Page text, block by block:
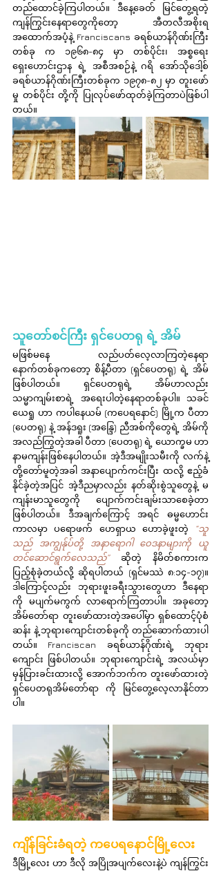
တည်ထောင်ခဲ့ကြပါတယ်။ ဒီနေ့ခေတ် မြင်တွေ့ရတဲ့
ကျန်ကြွင်းနေရာတွေကိုတော့ အီတလီအစိုးရ
အထောက်အပံ့နဲ့ Franciscans ခရစ်ယာန်ဂိုဏ်းကြီး
တစ်ခု က ၁၉၆၈-၈၄ မှာ တစ်ပိုင်း၊ အစ္စရေး
ရှေးဟောင်းဌာန ရဲ့ အစီအစဉ်နဲ့ ဂရိ အော်သိုဒေါ့စ်
ခရစ်ယာန်ဂိုဏ်းကြီးတစ်ခုက ၁၉၇၈-၈၂ မှာ တူးဖော်
မှု တစ်ပိုင်း တို့ကို ပြုလုပ်ဖော်ထုတ်ခဲ့ကြတာပဲဖြစ်ပါ
တယ်။
သူတော်စင်ကြီး ရှင်ပေတရု ရဲ့ အိမ်
မဖြစ်မနေ လည်ပတ်လေ့လာကြတဲ့နေရာ
နောက်တစ်ခုကတော့ စိန့်ပီတာ (ရှင်ပေတရု) ရဲ့ အိမ်
ဖြစ်ပါတယ်။ ရှင်ပေတရုရဲ့ အိမ်ဟာလည်း
သမ္မာကျမ်းစာရဲ့ အရေးပါတဲ့နေရာတစ်ခုပါ။ သခင်
ယေရှု ဟာ ကပါ​နေယမ် (ကပေရနောင်) မြို့က ပီတာ
(ပေတရု) နဲ့ အန်ဒရူး (အန္ဒြေ) ညီအစ်ကိုတွေရဲ့ အိမ်ကို
အလည်ကြွတဲ့အခါ ပီတာ (ပေတရု) ရဲ့ ယောက္ခမ ဟာ
နာမကျန်းဖြစ်နေပါတယ်။ အဲ့ဒီအမျိုးသမီးကို လက်နဲ့
တို့တော်မူတဲ့အခါ အနာပျောက်ကင်းပြီး ထလို့ ဧည့်ခံ
နိုင်ခဲ့တဲ့အပြင် အဲ့ဒီညမှာလည်း နတ်ဆိုးစွဲသူတွေနဲ့ မ
ကျန်းမာသူတွေကို ပျောက်ကင်းချမ်းသာစေခဲ့တာ
ဖြစ်ပါတယ်။ ဒီအချက်ကြောင့် အရင် ဓမ္မဟောင်း
ကာလမှာ ပရောဖက် ဟေရှာယ ဟောခဲ့ဖူးတဲ့
“သူ
သည် အကျွန်ုပ်တို့ အနာရောဂါ ဝေဒနာများကို ယူ
တင်ဆောင်ရွက်လေသည်” ဆိုတဲ့ နိမိတ်စကားက
ပြည့်စုံခဲ့တယ်လို့ ဆိုရပါတယ် (ရှင်မဿဲ ၈:၁၄-၁၇)။
ဒါကြောင့်လည်း ဘုရားဖူးခရီးသွားတွေဟာ ဒီနေရာ
ကို မပျက်မကွက် လာရောက်ကြတာပါ။ အခုတော့
အိမ်တော်ရာ တူးဖော်ထားတဲ့အပေါ်မှာ ရှစ်ထောင့်ပုံစံ
ဆန်း နဲ့ ဘုရားကျောင်းတစ်ခုကို တည်ဆောက်ထားပါ
တယ်။ Franciscan ခရစ်ယာန်ဂိုဏ်းရဲ့ ဘုရား
ကျောင်း ဖြစ်ပါတယ်။ ဘုရားကျောင်းရဲ့ အလယ်မှာ
မှန်ပြားခင်းထားလို့ အောက်ဘက်က တူးဖော်ထားတဲ့
ရှင်ပေတရုအိမ်တော်ရာ ကို မြင်တွေ့လေ့လာနိုင်တာ
ပါ။
ကျိန်ခြင်းခံရတဲ့ ကပေရနောင်မြို့လေး
ဒီမြို့လေး ဟာ ဒီလို အပြိုအပျက်လေးနဲ့ပဲ ကျန်ကြွင်း